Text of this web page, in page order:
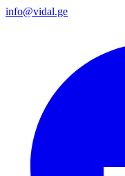
info@vidal.ge